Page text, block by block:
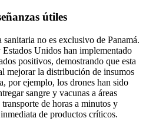
útiles
no es exclusivo de Panamá.
Unidos han implementado
positivos, demostrando que esta
mejorar la distribución de insumos
por ejemplo, los drones han sido
sangre y vacunas a áreas
de horas a minutos y
de productos críticos.